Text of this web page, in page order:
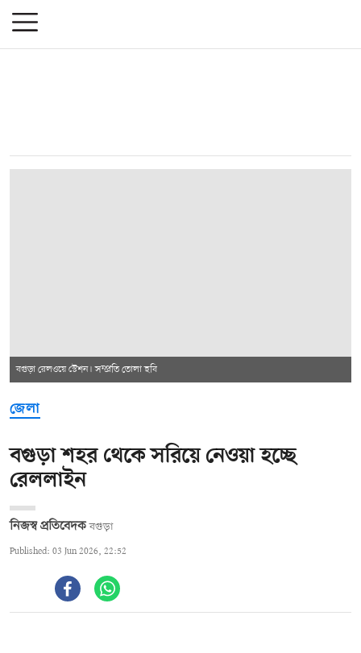
বগুড়া রেলওয়ে স্টেশন। সম্প্রতি তোলা ছবি
জেলা
বগুড়া শহর থেকে সরিয়ে নেওয়া হচ্ছে
রেললাইন
নিজস্ব প্রতিবেদক বগুড়া
Published: 03 Jun 2026, 22:52